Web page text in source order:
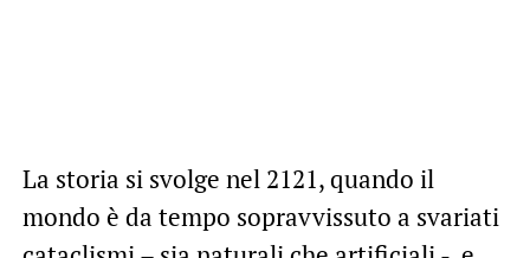
La storia si svolge nel 2121, quando il
mondo è da tempo sopravvissuto a svariati